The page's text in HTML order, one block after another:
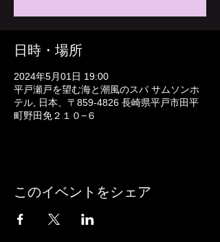
日時・場所
2024年5月01日 19:00
平戸瀬戸を望む海と潮風のスパ サムソンホ
テル, 日本、〒859-4826 長崎県平戸市田平
町野田免２１０−６
このイベントをシェア